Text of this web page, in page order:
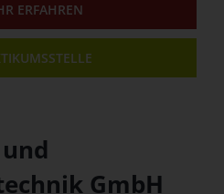
ERFAHREN
GmbH